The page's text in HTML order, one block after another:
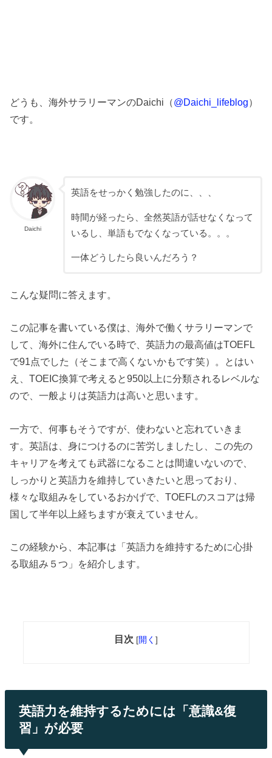
どうも、海外サラリーマンのDaichi（@Daichi_lifeblog）
です。
Daichi
英語をせっかく勉強したのに、、、
時間が経ったら、全然英語が話せなくなって
いるし、単語もでなくなっている。。。
一体どうしたら良いんだろう？
こんな疑問に答えます。
この記事を書いている僕は、海外で働くサラリーマンで
して、海外に住んでいる時で、英語力の最高値はTOEFL
で91点でした（そこまで高くないかもです笑）。とはい
え、TOEIC換算で考えると950以上に分類されるレベルな
ので、一般よりは英語力は高いと思います。
一方で、何事もそうですが、使わないと忘れていきま
す。英語は、身につけるのに苦労しましたし、この先の
キャリアを考えても武器になることは間違いないので、
しっかりと英語力を維持していきたいと思っており、
様々な取組みをしているおかげで、TOEFLのスコアは帰
国して半年以上経ちますが衰えていません。
この経験から、本記事は「英語力を維持するために心掛
る取組み５つ」を紹介します。
目次 [開く ]
英語力を維持するためには「意識&復
習」が必要